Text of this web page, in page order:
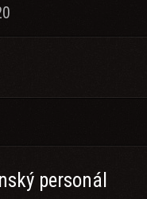
personál